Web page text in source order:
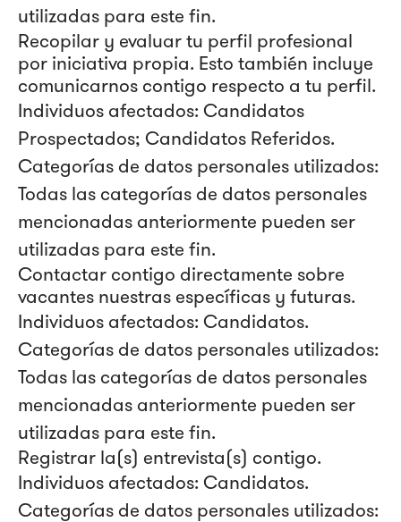
utilizadas para este fin.
Recopilar y evaluar tu perfil profesional
por iniciativa propia. Esto también incluye
comunicarnos contigo respecto a tu perfil.
Individuos afectados: Candidatos
Prospectados; Candidatos Referidos.
Categorías de datos personales utilizados:
Todas las categorías de datos personales
mencionadas anteriormente pueden ser
utilizadas para este fin.
Contactar contigo directamente sobre
vacantes nuestras específicas y futuras.
Individuos afectados: Candidatos.
Categorías de datos personales utilizados:
Todas las categorías de datos personales
mencionadas anteriormente pueden ser
utilizadas para este fin.
Registrar la(s) entrevista(s) contigo.
Individuos afectados: Candidatos.
Categorías de datos personales utilizados: